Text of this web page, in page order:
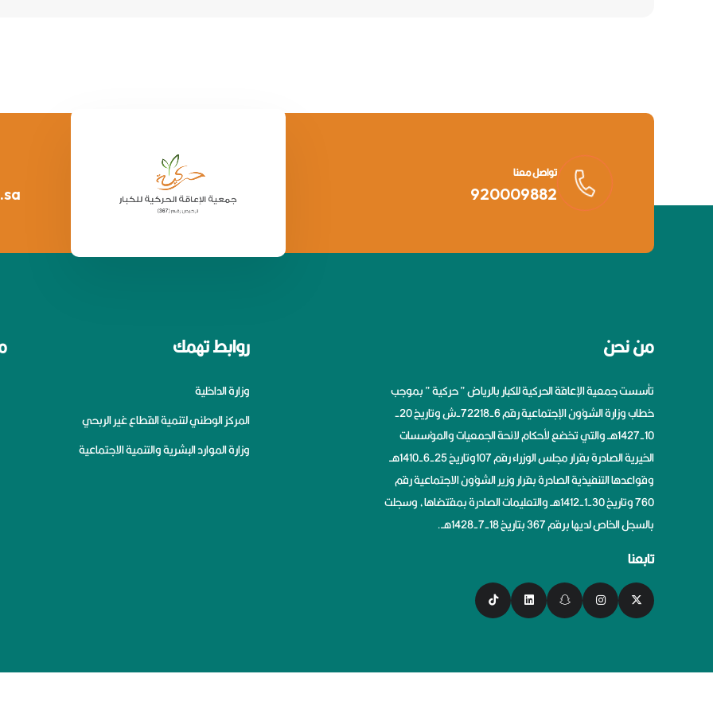
تواصل معنا
920009882
من نحن
تأسست جمعية الإعاقة الحركية للكبار بالرياض ” حركية ” بموجب
خطاب وزارة الشؤون الإجتماعية رقم 6-72218-ش وتاريخ 20-
10-1427هــ والتي تخضع لأحكام لائحة الجمعيات والمؤسسات
الخيرية الصادرة بقرار مجلس الوزراء رقم 107وتاريخ 25-6-1410هــ
وقواعدها التنفيذية الصادرة بقرار وزير الشؤون الاجتماعية رقم
760 وتاريخ 30-1-1412هــ والتعليمات الصادرة بمقتضاها، وسجلت
بالسجل الخاص لديها برقم 367 بتاريخ 18-7-1428هــ.
تابعنا
روابط تهمك
وزارة الداخلية
المركز الوطني لتنمية القطاع غير الربحي
وزارة الموارد البشرية والتنمية الاجتماعية